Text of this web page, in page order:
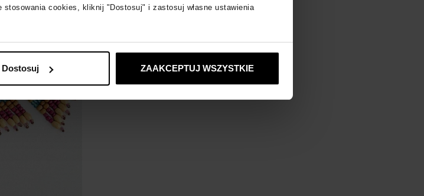
cookies, kliknij "Dostosuj" i zastosuj własne ustawienia
Dostosuj ZAAKCEPTUJ WSZYSTKIE